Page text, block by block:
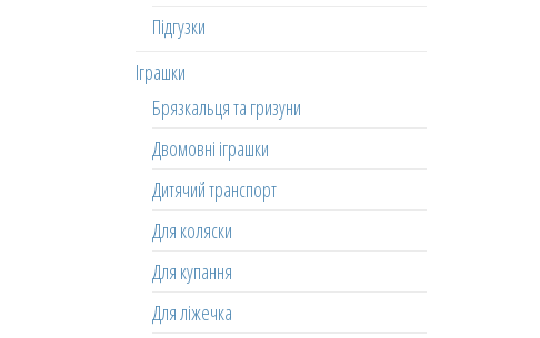
Підгузки
Іграшки
Брязкальця та гризуни
Двомовні іграшки
Дитячий транспорт
Для коляски
Для купання
Для ліжечка